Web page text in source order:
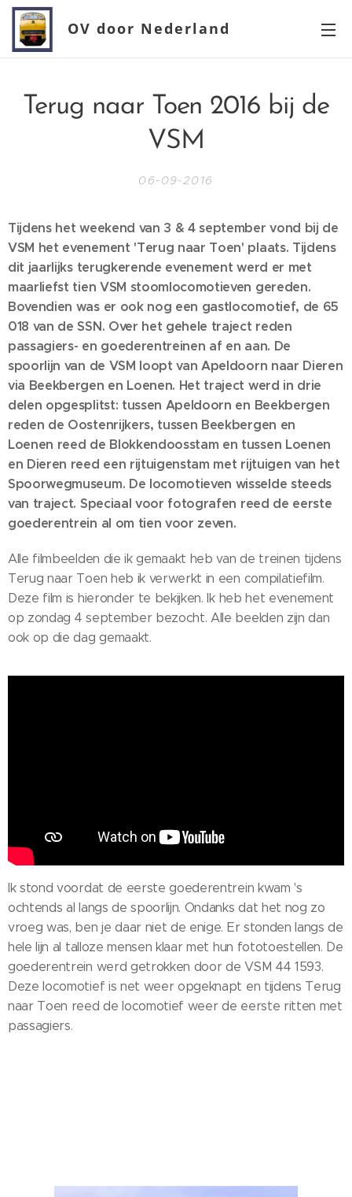
OV door Nederland
Terug naar Toen 2016 bij de
VSM
06-09-2016
Tijdens het weekend van 3 & 4 september vond bij de
VSM het evenement 'Terug naar Toen' plaats. Tijdens
dit jaarlijks terugkerende evenement werd er met
maarliefst tien VSM stoomlocomotieven gereden.
Bovendien was er ook nog een gastlocomotief, de 65
018 van de SSN. Over het gehele traject reden
passagiers- en goederentreinen af en aan. De
spoorlijn van de VSM loopt van Apeldoorn naar Dieren
via Beekbergen en Loenen. Het traject werd in drie
delen opgesplitst: tussen Apeldoorn en Beekbergen
reden de Oostenrijkers, tussen Beekbergen en
Loenen reed de Blokkendoosstam en tussen Loenen
en Dieren reed een rijtuigenstam met rijtuigen van het
Spoorwegmuseum. De locomotieven wisselde steeds
van traject. Speciaal voor fotografen reed de eerste
goederentrein al om tien voor zeven.
Alle filmbeelden die ik gemaakt heb van de treinen tijdens
Terug naar Toen heb ik verwerkt in een compilatiefilm.
Deze film is hieronder te bekijken. Ik heb het evenement
op zondag 4 september bezocht. Alle beelden zijn dan
ook op die dag gemaakt.
Ik stond voordat de eerste goederentrein kwam 's
ochtends al langs de spoorlijn. Ondanks dat het nog zo
vroeg was, ben je daar niet de enige. Er stonden langs de
hele lijn al talloze mensen klaar met hun fototoestellen. De
goederentrein werd getrokken door de VSM 44 1593.
Deze locomotief is net weer opgeknapt en tijdens Terug
naar Toen reed de locomotief weer de eerste ritten met
passagiers.